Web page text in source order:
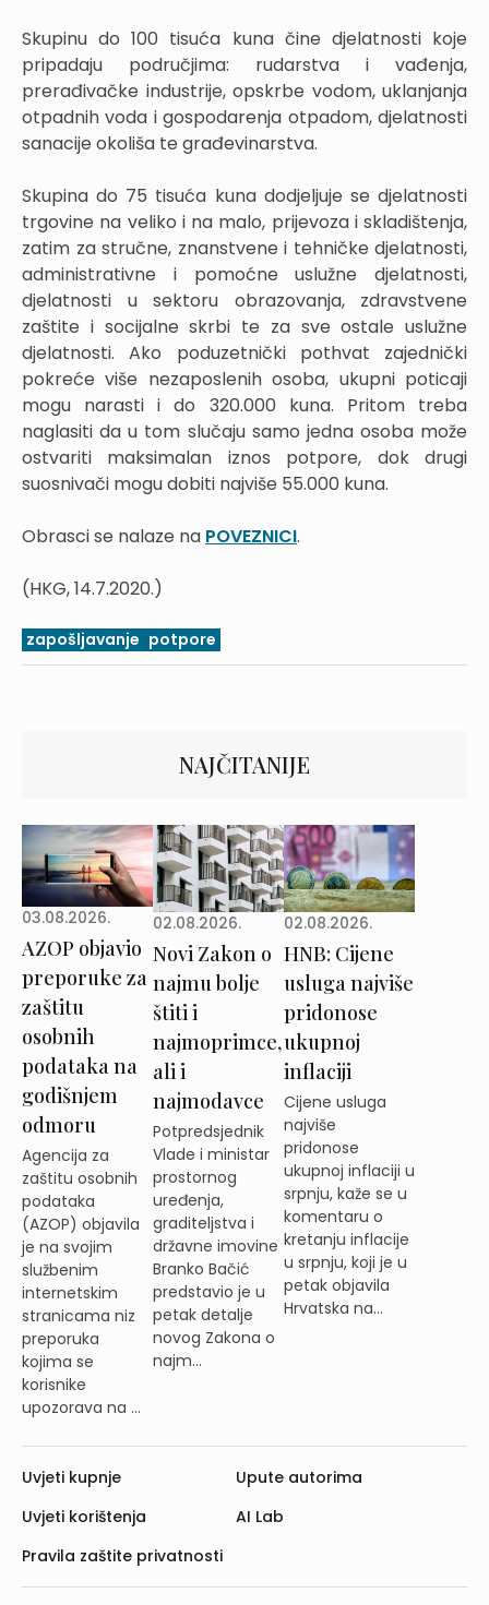
Skupinu do 100 tisuća kuna čine djelatnosti koje
pripadaju područjima: rudarstva i vađenja,
prerađivačke industrije, opskrbe vodom, uklanjanja
otpadnih voda i gospodarenja otpadom, djelatnosti
sanacije okoliša te građevinarstva.
Skupina do 75 tisuća kuna dodjeljuje se djelatnosti
trgovine na veliko i na malo, prijevoza i skladištenja,
zatim za stručne, znanstvene i tehničke djelatnosti,
administrativne i pomoćne uslužne djelatnosti,
djelatnosti u sektoru obrazovanja, zdravstvene
zaštite i socijalne skrbi te za sve ostale uslužne
djelatnosti. Ako poduzetnički pothvat zajednički
pokreće više nezaposlenih osoba, ukupni poticaji
mogu narasti i do 320.000 kuna. Pritom treba
naglasiti da u tom slučaju samo jedna osoba može
ostvariti maksimalan iznos potpore, dok drugi
suosnivači mogu dobiti najviše 55.000 kuna.
Obrasci se nalaze na POVEZNICI.
(HKG, 14.7.2020.)
zapošljavanje potpore
NAJČITANIJE
03.08.2026.
AZOP objavio
preporuke za
zaštitu
osobnih
podataka na
godišnjem
odmoru
Agencija za
zaštitu osobnih
podataka
(AZOP) objavila
je na svojim
službenim
internetskim
stranicama niz
preporuka
kojima se
korisnike
upozorava na ...
02.08.2026.
Novi Zakon o
najmu bolje
štiti i
najmoprimce,
ali i
najmodavce
Potpredsjednik
Vlade i ministar
prostornog
uređenja,
graditeljstva i
državne imovine
Branko Bačić
predstavio je u
petak detalje
novog Zakona o
najm...
02.08.2026.
HNB: Cijene
usluga najviše
pridonose
ukupnoj
inflaciji
Cijene usluga
najviše
pridonose
ukupnoj inflaciji u
srpnju, kaže se u
komentaru o
kretanju inflacije
u srpnju, koji je u
petak objavila
Hrvatska na...
Uvjeti kupnje
Uvjeti korištenja
Pravila zaštite privatnosti
Upute autorima
AI Lab